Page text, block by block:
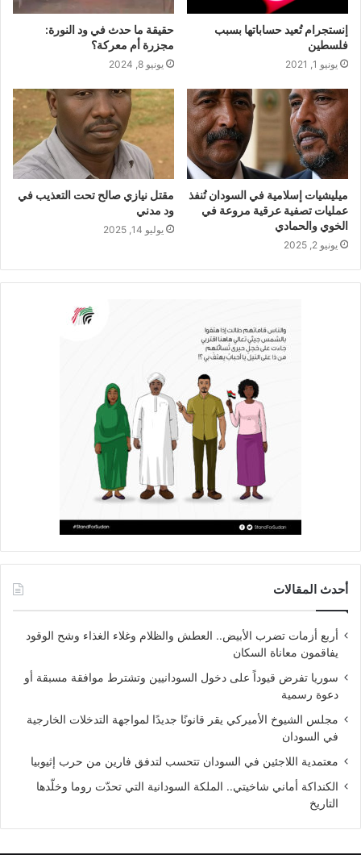
إنستجرام تُعيد حساباتها بسبب
فلسطين
يونيو 1, 2021
حقيقة ما حدث في ود النورة:
مجزرة أم معركة؟
يونيو 8, 2024
ميليشيات إسلامية في السودان تُنفذ
عمليات تصفية عرقية مروعة في
الخوي والحمادي
يونيو 2, 2025
مقتل نيازي صالح تحت التعذيب في
ود مدني
يوليو 14, 2025
أحدث المقالات
أربع أزمات تضرب الأبيض.. العطش والظلام وغلاء الغذاء وشح الوقود
يفاقمون معاناة السكان
سوريا تفرض قيوداً على دخول السودانيين وتشترط موافقة مسبقة أو
دعوة رسمية
مجلس الشيوخ الأميركي يقر قانونًا جديدًا لمواجهة التدخلات الخارجية
في السودان
معتمدية اللاجئين في السودان تتحسب لتدفق فارين من حرب إثيوبيا
الكنداكة أماني شاخيتي.. الملكة السودانية التي تحدّت روما وخلّدها
التاريخ